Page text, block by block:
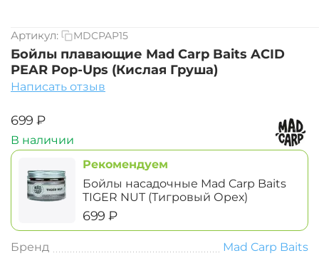
Артикул: MDCPAP15
Бойлы плавающие Mad Carp Baits ACID
PEAR Pop-Ups (Кислая Груша)
Написать отзыв
‍699‍ ₽
В наличии
Рекомендуем
Бойлы насадочные Mad Carp Baits
TIGER NUT (Тигровый Орех)
‍699‍ ₽
Бренд Mad Carp Baits